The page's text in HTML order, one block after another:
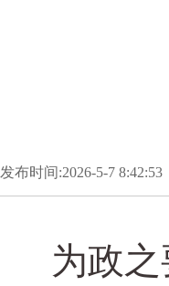
发布时间:2026-5-7
为政